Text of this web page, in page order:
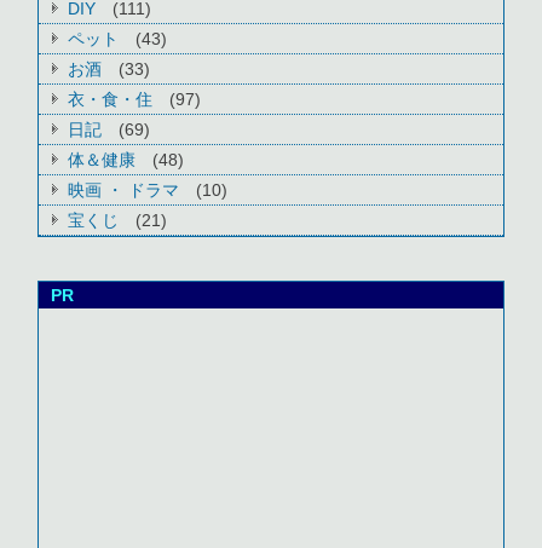
DIY
(111)
ペット
(43)
お酒
(33)
衣・食・住
(97)
日記
(69)
体＆健康
(48)
映画 ・ ドラマ
(10)
宝くじ
(21)
PR